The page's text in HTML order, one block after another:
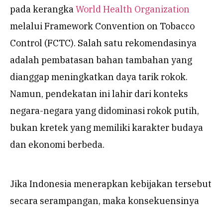
pada kerangka World Health Organization
melalui Framework Convention on Tobacco
Control (FCTC). Salah satu rekomendasinya
adalah pembatasan bahan tambahan yang
dianggap meningkatkan daya tarik rokok.
Namun, pendekatan ini lahir dari konteks
negara-negara yang didominasi rokok putih,
bukan kretek yang memiliki karakter budaya
dan ekonomi berbeda.
Jika Indonesia menerapkan kebijakan tersebut
secara serampangan, maka konsekuensinya